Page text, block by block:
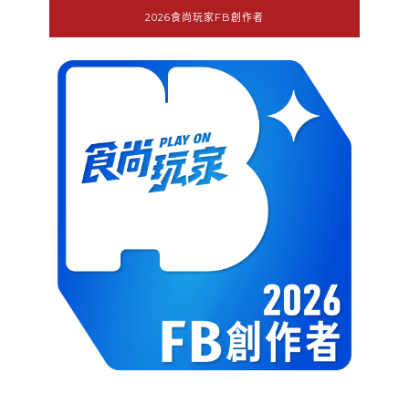
2026食尚玩家FB創作者